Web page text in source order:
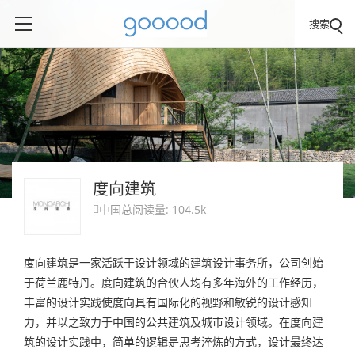
搜索
度向建筑
 中国总阅读量: 104.5k
度向建筑是一家活跃于设计领域的建筑设计事务所，公司创始
于荷兰鹿特丹。度向建筑的合伙人均有多年海外的工作经历，
丰富的设计实践使度向具有国际化的视野和敏锐的设计感知
力，并以之致力于中国的公共建筑及城市设计领域。在度向建
筑的设计实践中，简单的逻辑是思考淬炼的方式，设计最终达